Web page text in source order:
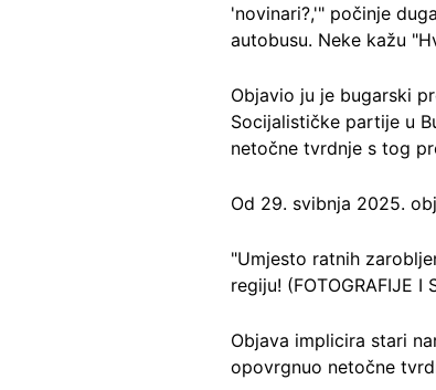
'novinari?,'" počinje duga
autobusu. Neke kažu
Objavio ju je bugarski
Socijalističke partije u
netočne tvrdnje s tog
Od 29. svibnja 2025.
"Umjesto ratnih
regiju! (FOTOGRAFIJE I
Objava implicira stari
opovrgnuo netočne